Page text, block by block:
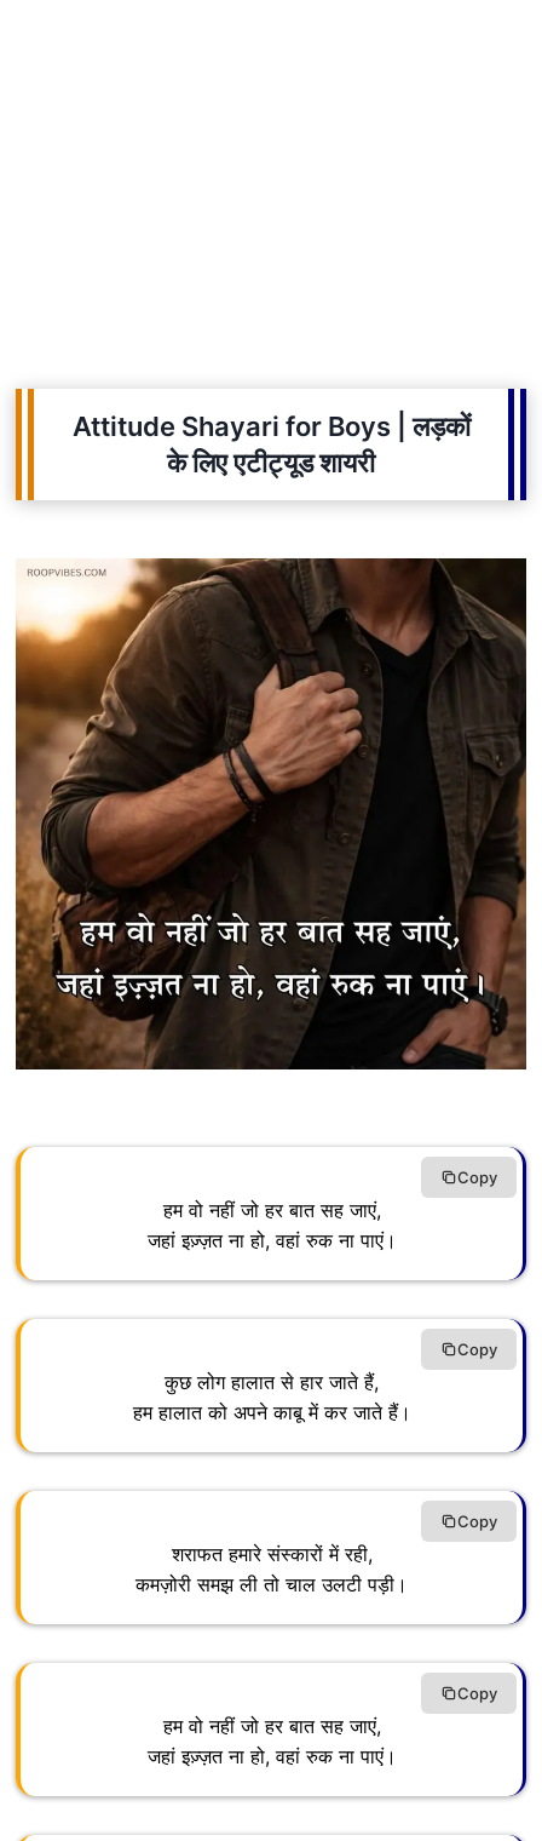
Attitude Shayari for Boys | लड़कों
के लिए एटीट्यूड शायरी
हम वो नहीं जो हर बात सह जाएं,
जहां इज़्ज़त ना हो, वहां रुक ना पाएं।
Copy
कुछ लोग हालात से हार जाते हैं,
हम हालात को अपने काबू में कर जाते हैं।
Copy
शराफत हमारे संस्कारों में रही,
कमज़ोरी समझ ली तो चाल उलटी पड़ी।
Copy
हम वो नहीं जो हर बात सह जाएं,
जहां इज़्ज़त ना हो, वहां रुक ना पाएं।
Copy